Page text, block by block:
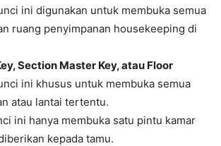
ini digunakan untuk membuka semua
ruang penyimpanan housekeeping di
Section Master Key, atau Floor
ini khusus untuk membuka semua
atau lantai tertentu.
ini hanya membuka satu pintu kamar
kepada tamu.